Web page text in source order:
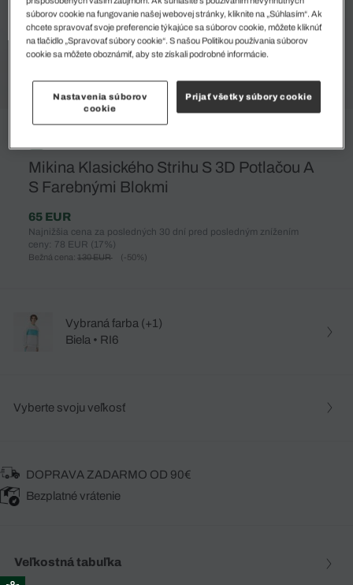
Mikina Klasického Strihu S 3D Potlačou A
S Farebnými Blokmi
65 EUR
Najnižšia cena za posledných 30 dní pred posledným znížením
ceny: 78 EUR (17%)
Bežná cena: 130 EUR (-50%)
Vybraná farba (+1)
Biela • RI6
Vyberte svoju veľkosť
DOPRAVA ZADARMO OD 90€
Bezplatné vrátenie
Veľkostná tabuľka
súborov cookie na fungovanie našej webovej stránky, kliknite na „Súhlasím“. Ak
chcete spravovať svoje preferencie týkajúce sa súborov cookie, môžete kliknúť
na tlačidlo „Spravovať súbory cookie“. S našou Politikou používania súborov
cookie sa môžete oboznámiť, aby ste získali podrobné informácie.
Nastavenia súborov
cookie
Prijať všetky súbory cookie